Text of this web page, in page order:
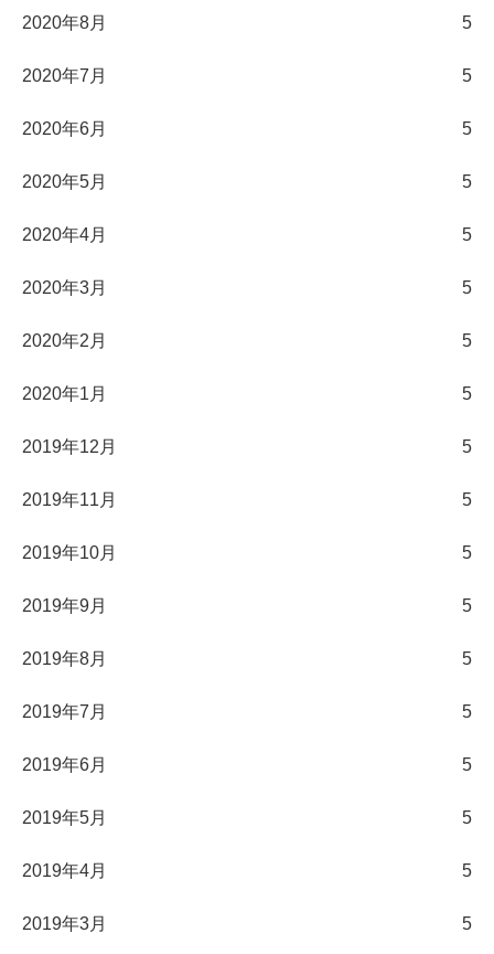
2020年8月 5
2020年7月 5
2020年6月 5
2020年5月 5
2020年4月 5
2020年3月 5
2020年2月 5
2020年1月 5
2019年12月 5
2019年11月 5
2019年10月 5
2019年9月 5
2019年8月 5
2019年7月 5
2019年6月 5
2019年5月 5
2019年4月 5
2019年3月 5